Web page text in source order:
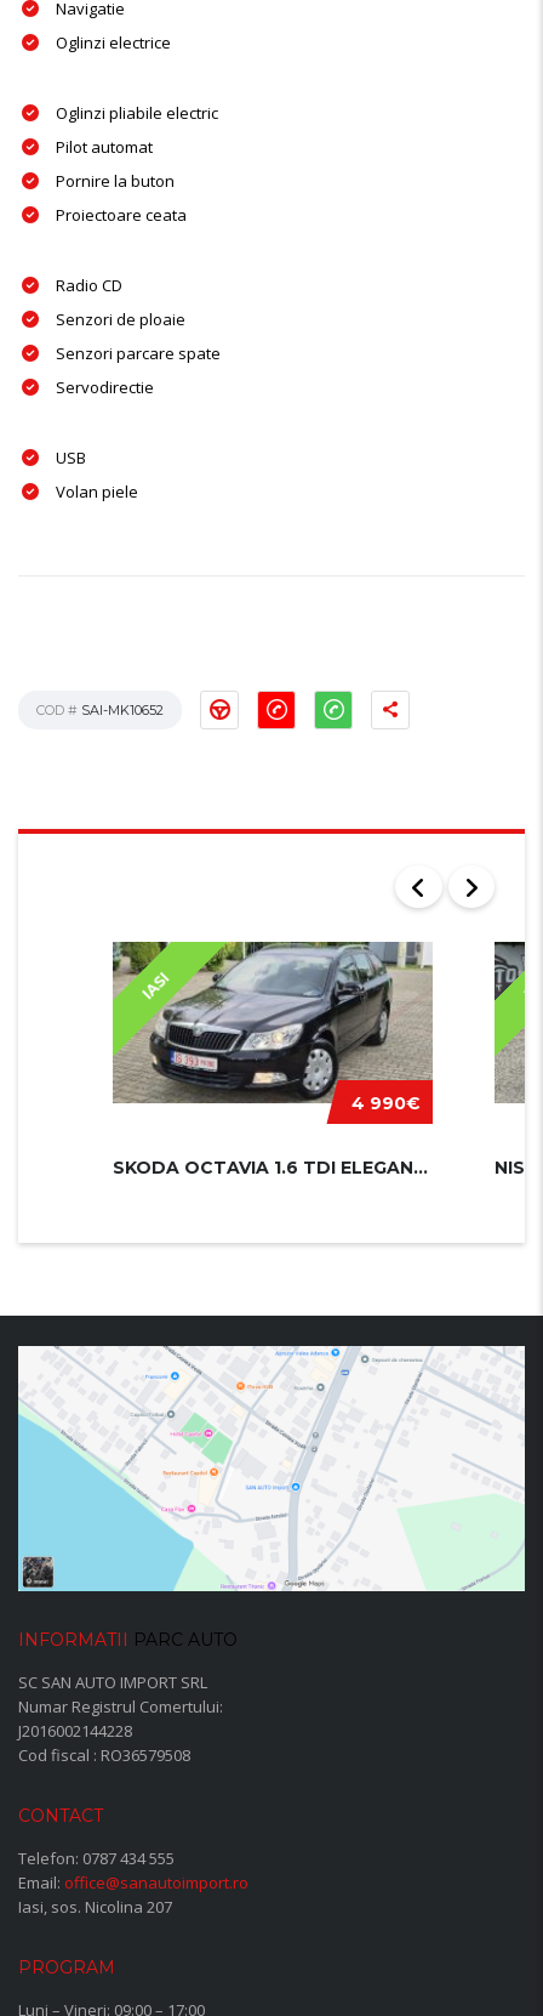
Navigatie
Oglinzi electrice
Oglinzi pliabile electric
Pilot automat
Pornire la buton
Proiectoare ceata
Radio CD
Senzori de ploaie
Senzori parcare spate
Servodirectie
USB
Volan piele
COD # SAI-MK10652
IASI
4 990€
SKODA OCTAVIA 1.6 TDI ELEGANCE
INFORMATII PARC AUTO
SC SAN AUTO IMPORT SRL
Numar Registrul Comertului:
J2016002144228
Cod fiscal : RO36579508
CONTACT
Telefon: 0787 434 555
Email: office@sanautoimport.ro
Iasi, sos. Nicolina 207
PROGRAM
Luni – Vineri: 09:00 – 17:00